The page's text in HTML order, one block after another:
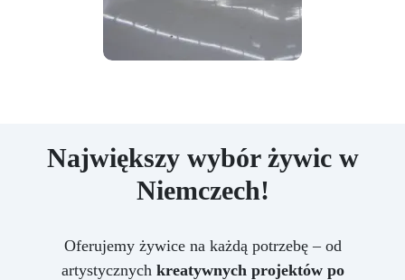
Największy wybór żywic w
Niemczech!
Oferujemy żywice na każdą potrzebę – od
artystycznych kreatywnych projektów po